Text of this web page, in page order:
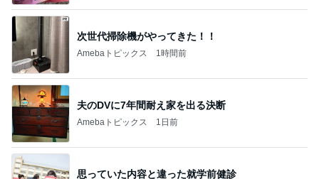
次世代掃除機がやってきた！！
Amebaトピックス 1時間前
夫のDVに7年間耐え家を出る決断
Amebaトピックス 1日前
思っていた内容と違った就学前健診